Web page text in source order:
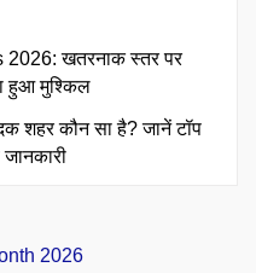
खतरनाक स्तर पर
हुआ मुश्किल
शहर कौन सा है? जानें टॉप